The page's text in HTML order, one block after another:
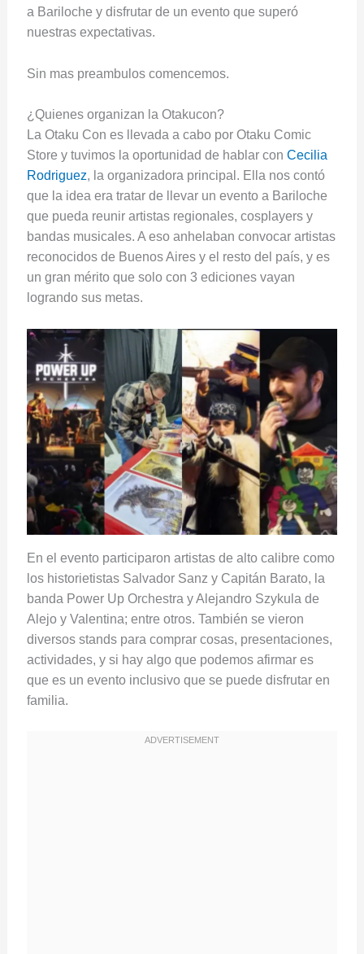
a Bariloche y disfrutar de un evento que superó
nuestras expectativas.
Sin mas preambulos comencemos.
¿Quienes organizan la Otakucon?
La Otaku Con es llevada a cabo por Otaku Comic
Store y tuvimos la oportunidad de hablar con Cecilia
Rodriguez, la organizadora principal. Ella nos contó
que la idea era tratar de llevar un evento a Bariloche
que pueda reunir artistas regionales, cosplayers y
bandas musicales. A eso anhelaban convocar artistas
reconocidos de Buenos Aires y el resto del país, y es
un gran mérito que solo con 3 ediciones vayan
logrando sus metas.
En el evento participaron artistas de alto calibre como
los historietistas Salvador Sanz y Capitán Barato, la
banda Power Up Orchestra y Alejandro Szykula de
Alejo y Valentina; entre otros. También se vieron
diversos stands para comprar cosas, presentaciones,
actividades, y si hay algo que podemos afirmar es
que es un evento inclusivo que se puede disfrutar en
familia.